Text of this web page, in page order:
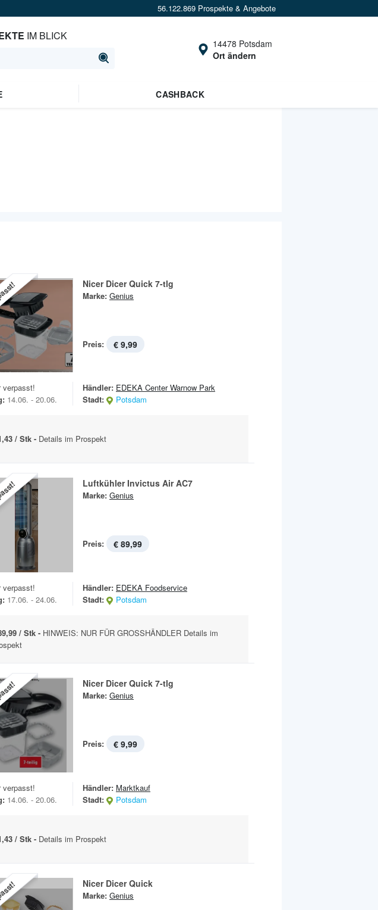
56.122.869 Prospekte & Angebote
IM BLICK
14478 Potsdam
Ort ändern
CASHBACK
Nicer Dicer Quick 7-tlg
Marke: Genius
Preis: € 9,99
verpasst!
14.06. - 20.06.
Händler: EDEKA Center Warnow Park
Stadt:
Potsdam
/ Stk - Details im Prospekt
Luftkühler Invictus Air AC7
Marke: Genius
Preis: € 89,99
verpasst!
17.06. - 24.06.
Händler: EDEKA Foodservice
Stadt:
Potsdam
/ Stk - HINWEIS: NUR FÜR GROSSHÄNDLER Details im
Nicer Dicer Quick 7-tlg
Marke: Genius
Preis: € 9,99
verpasst!
14.06. - 20.06.
Händler: Marktkauf
Stadt:
Potsdam
/ Stk - Details im Prospekt
Nicer Dicer Quick
Marke: Genius